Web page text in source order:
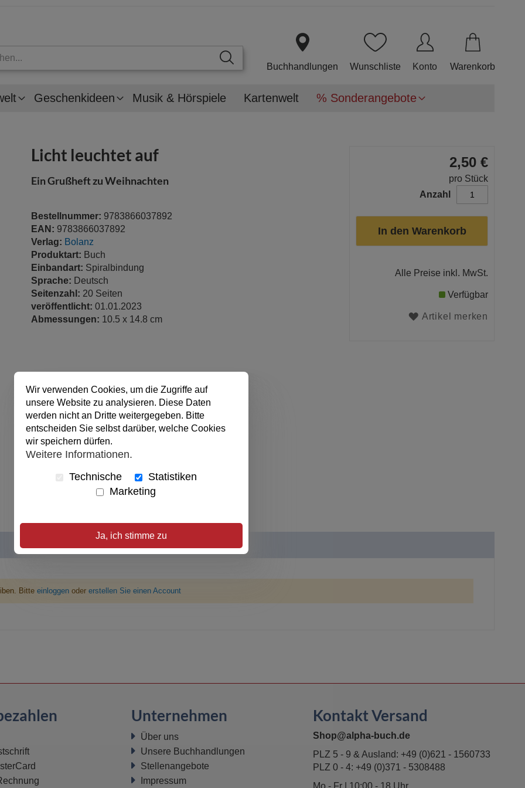
Buchhandlungen Wunschliste Konto Warenkorb
Geschenkideen Musik & Hörspiele Kartenwelt % Sonderangebote
Licht leuchtet auf
Ein Grußheft zu Weihnachten
Bestellnummer: 9783866037892
EAN: 9783866037892
Verlag: Bolanz
Produktart: Buch
Einbandart: Spiralbindung
Sprache: Deutsch
Seitenzahl: 20 Seiten
veröffentlicht: 01.01.2023
Abmessungen: 10.5 x 14.8 cm
2,50 €
pro Stück
Anzahl
In den Warenkorb
Alle Preise inkl. MwSt.
Verfügbar
Artikel merken
Bitte einloggen oder erstellen Sie einen Account
Wir verwenden Cookies, um die Zugriffe auf
unsere Website zu analysieren. Diese Daten
werden nicht an Dritte weitergegeben. Bitte
entscheiden Sie selbst darüber, welche Cookies
wir speichern dürfen.
Weitere Informationen.
Technische
Statistiken
Marketing
Ja, ich stimme zu
Unternehmen
Über uns
Unsere Buchhandlungen
Stellenangebote
Impressum
Kontakt Versand
Shop@alpha-buch.de
PLZ 5 - 9 & Ausland: +49 (0)621 - 1560733
PLZ 0 - 4: +49 (0)371 - 5308488
Mo - Fr | 10:00 - 18 Uhr